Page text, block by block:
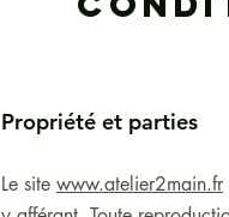
Propriété et parties
Le site www.atelier2main.fr